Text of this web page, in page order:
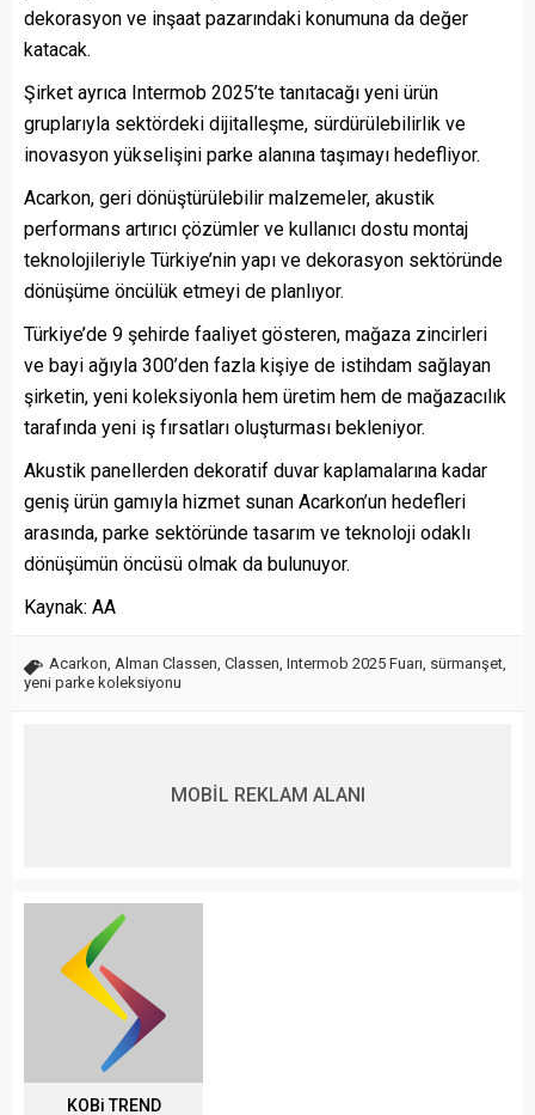
dekorasyon ve inşaat pazarındaki konumuna da değer
katacak.
Şirket ayrıca Intermob 2025’te tanıtacağı yeni ürün
gruplarıyla sektördeki dijitalleşme, sürdürülebilirlik ve
inovasyon yükselişini parke alanına taşımayı hedefliyor.
Acarkon, geri dönüştürülebilir malzemeler, akustik
performans artırıcı çözümler ve kullanıcı dostu montaj
teknolojileriyle Türkiye’nin yapı ve dekorasyon sektöründe
dönüşüme öncülük etmeyi de planlıyor.
Türkiye’de 9 şehirde faaliyet gösteren, mağaza zincirleri
ve bayi ağıyla 300’den fazla kişiye de istihdam sağlayan
şirketin, yeni koleksiyonla hem üretim hem de mağazacılık
tarafında yeni iş fırsatları oluşturması bekleniyor.
Akustik panellerden dekoratif duvar kaplamalarına kadar
geniş ürün gamıyla hizmet sunan Acarkon’un hedefleri
arasında, parke sektöründe tasarım ve teknoloji odaklı
dönüşümün öncüsü olmak da bulunuyor. ​​​​​​​
Kaynak: AA
Acarkon Alman Classen Classen Intermob 2025 Fuarı sürmanşet
yeni parke koleksiyonu
MOBİL REKLAM ALANI
KOBi TREND